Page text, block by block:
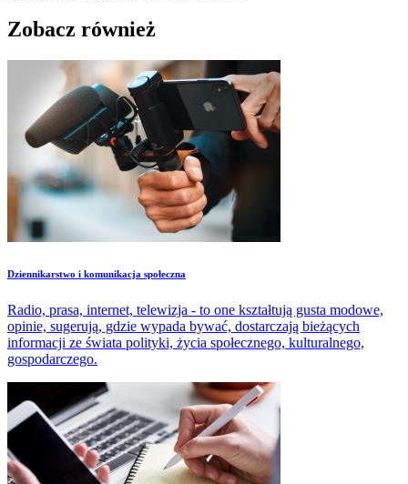
Zobacz również
Dziennikarstwo i komunikacja społeczna
Radio, prasa, internet, telewizja - to one kształtują gusta modowe,
opinie, sugerują, gdzie wypada bywać, dostarczają bieżących
informacji ze świata polityki, życia społecznego, kulturalnego,
gospodarczego.